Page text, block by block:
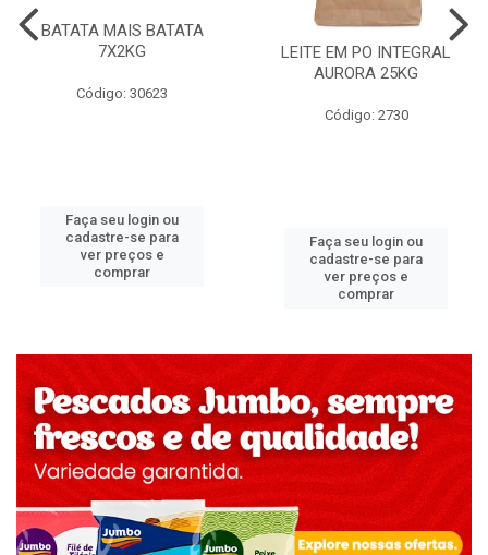
BATATA MAIS BATATA
7X2KG
Código: 30623
Faça seu login ou
cadastre-se para
ver preços e
comprar
LEITE EM PO INTEGRAL
AURORA 25KG
Código: 2730
Faça seu login ou
cadastre-se para
ver preços e
comprar